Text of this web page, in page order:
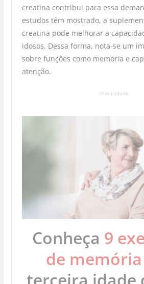
creatina contribui para essa
estudos têm mostrado, a
creatina pode melhorar a
idosos. Dessa forma, nota-se um
sobre funções como memória e
atenção.
Publicidade
Conheça 9
de memória